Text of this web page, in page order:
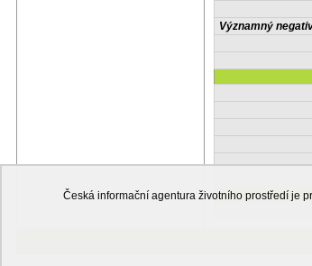
Významný
Česká informační agentura životního prostředí je